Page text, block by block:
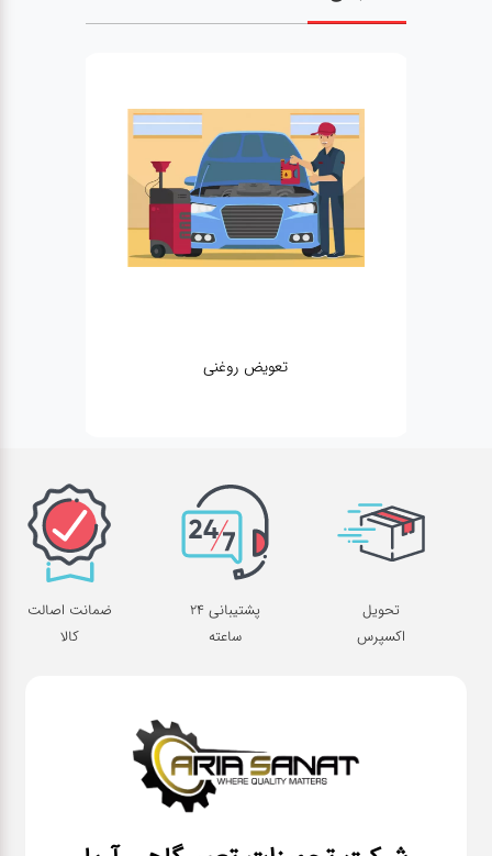
تعویض روغنی
تحویل
اکسپرس
پشتیبانی 24
ساعته
ضمانت اصالت
کالا